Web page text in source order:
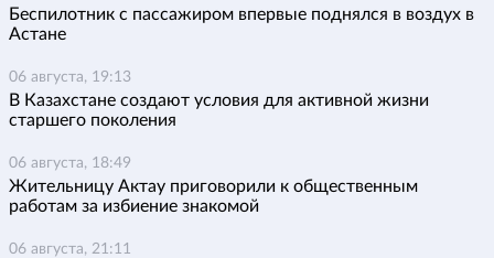
Беспилотник с пассажиром впервые поднялся в воздух в
Астане
06 августа, 19:13
В Казахстане создают условия для активной жизни
старшего поколения
06 августа, 18:49
Жительницу Актау приговорили к общественным
работам за избиение знакомой
06 августа, 21:11